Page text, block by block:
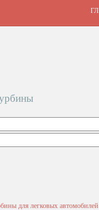
для легковых автомобилей